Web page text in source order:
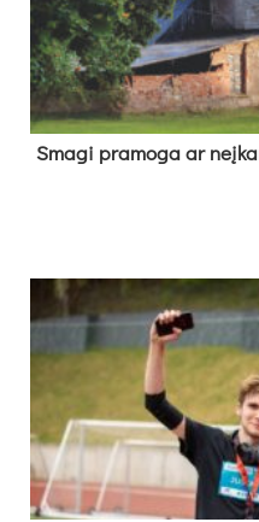
Sma­gi pra­mo­ga ar